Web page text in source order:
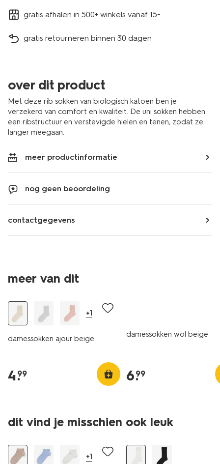
gratis afhalen in 500+ winkels vanaf 15.-
gratis retourneren binnen 30 dagen
over dit product
Met deze rib sokken van biologisch katoen ben je
verzekerd van comfort en kwaliteit. De uni sokken hebben
een ribstructuur en verstevigde hielen en tenen, zodat ze
langer meegaan.
meer productinformatie
nog geen beoordeling
contactgegevens
meer van dit
+1
damessokken ajour beige
4.
99
damessokken wol beige
6.
99
dit vind je misschien ook leuk
2+1 gratis
+1
2+1 gratis